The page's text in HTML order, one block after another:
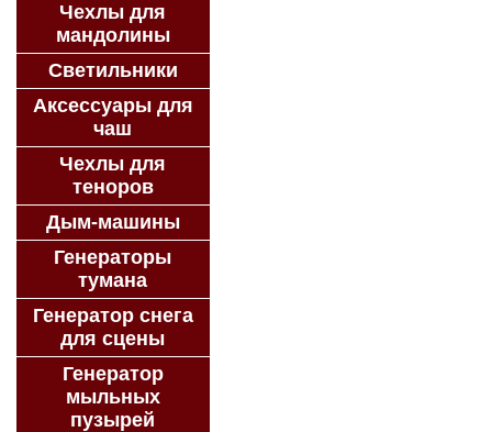
Чехлы для
мандолины
Светильники
Аксессуары для
чаш
Чехлы для
теноров
Дым-машины
Генераторы
тумана
Генератор снега
для сцены
Генератор
мыльных
пузырей